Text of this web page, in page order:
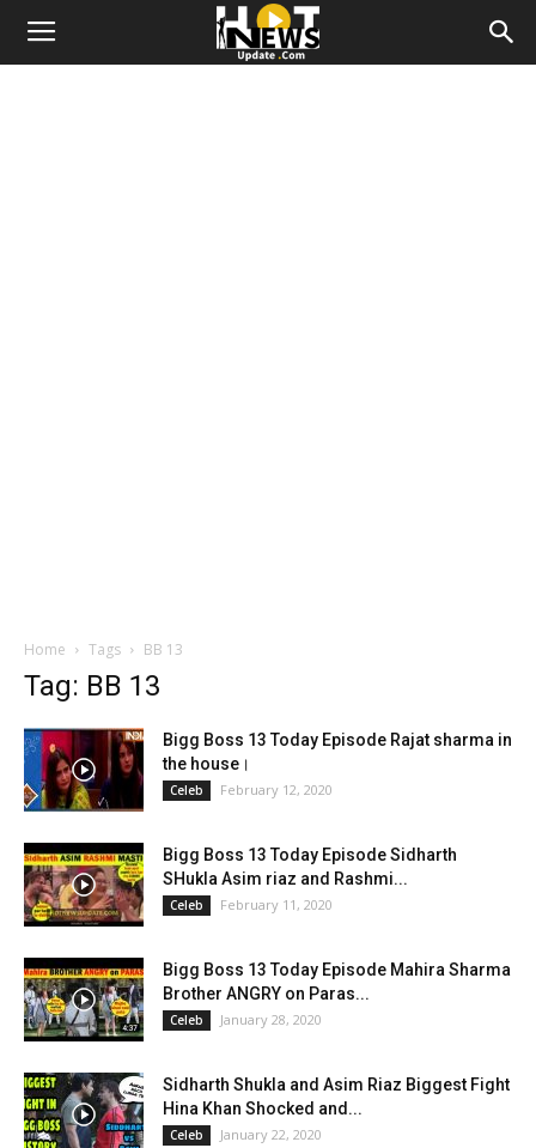
Home Tags BB 13
Tag: BB 13
Bigg Boss 13 Today Episode Rajat sharma in
the house।
Celeb February 12, 2020
Bigg Boss 13 Today Episode Sidharth
SHukla Asim riaz and Rashmi...
Celeb February 11, 2020
Bigg Boss 13 Today Episode Mahira Sharma
Brother ANGRY on Paras...
Celeb January 28, 2020
Sidharth Shukla and Asim Riaz Biggest Fight
Hina Khan Shocked and...
Celeb January 22, 2020